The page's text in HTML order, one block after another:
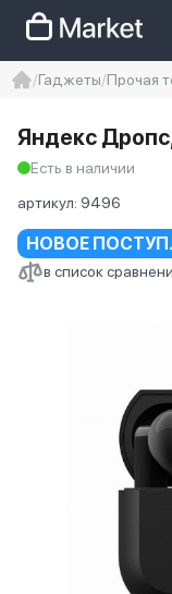
Iphone 14 pro max
Гаджеты Прочая
НОВОЕ
в список
Яндекс
Есть в наличии
артикул: 9496